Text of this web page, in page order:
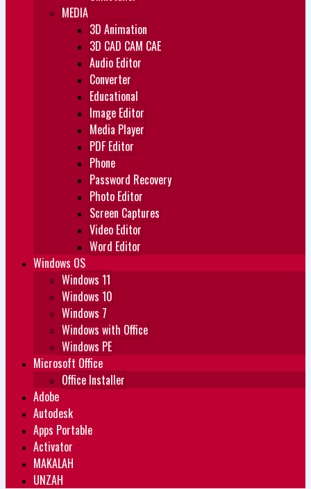
MEDIA
3D Animation
3D CAD CAM CAE
Audio Editor
Converter
Educational
Image Editor
Media Player
PDF Editor
Phone
Password Recovery
Photo Editor
Screen Captures
Video Editor
Word Editor
Windows OS
Windows 11
Windows 10
Windows 7
Windows with Office
Windows PE
Microsoft Office
Office Installer
Adobe
Autodesk
Apps Portable
Activator
MAKALAH
UNZAH